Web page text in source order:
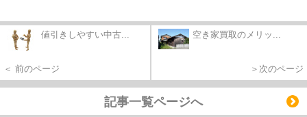
値引きしやすい中古...
＜ 前のページ
空き家買取のメリッ...
＞次のページ
記事一覧ページへ